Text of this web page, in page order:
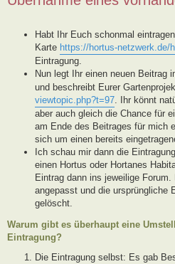
Habt Ihr Euch schonmal
Karte https://hortus-netzwerk.de/
Eintragung.
Nun legt Ihr einen neuen Beitrag
und beschreibt Eurer
viewtopic.php?t=97. Ihr könnt
aber auch gleich die Chance für
am Ende des Beitrages für mich
sich um einen bereits
Ich schau mir dann die
einen Hortus oder Hortanes
Eintrag dann ins jeweilige
angepasst und die ursprüngliche
gelöscht.
Warum gibt es überhaupt eine
Eintragung?
Die Eintragung selbst: Es gab